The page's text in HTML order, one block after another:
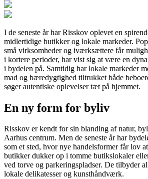
I de seneste år har Risskov oplevet en
midlertidige butikker og lokale markeder.
små virksomheder og iværksættere får
i kortere perioder, har vist sig at være en
i bydelen på. Samtidig har lokale markeder
mad og bæredygtighed tiltrukket både
søger autentiske oplevelser tæt på hjemmet.
En ny form for byliv
Risskov er kendt for sin blanding af natur,
Aarhus centrum. Men de seneste år har
som et sted, hvor nye handelsformer får lov
butikker dukker op i tomme butikslokaler
ved torve og parkeringspladser. De tilbyder
lokale delikatesser og kunsthåndværk.